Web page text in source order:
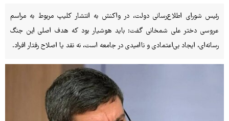
رئیس شورای اطلاع‌رسانی دولت، در واکنش به انتشار کلیپ مربوط به مراسم
عروسی دختر علی شمخانی گفت: باید هوشیار بود که هدف اصلی این جنگ
رسانه‌ای، ایجاد بی‌اعتمادی و ناامیدی در جامعه است، نه نقد یا اصلاح رفتار افراد.